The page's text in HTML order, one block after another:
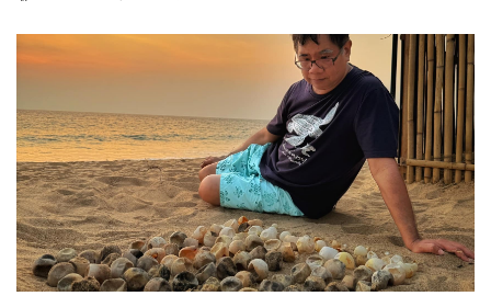
พระทอง อ.คุระบุรี จ.พังงา